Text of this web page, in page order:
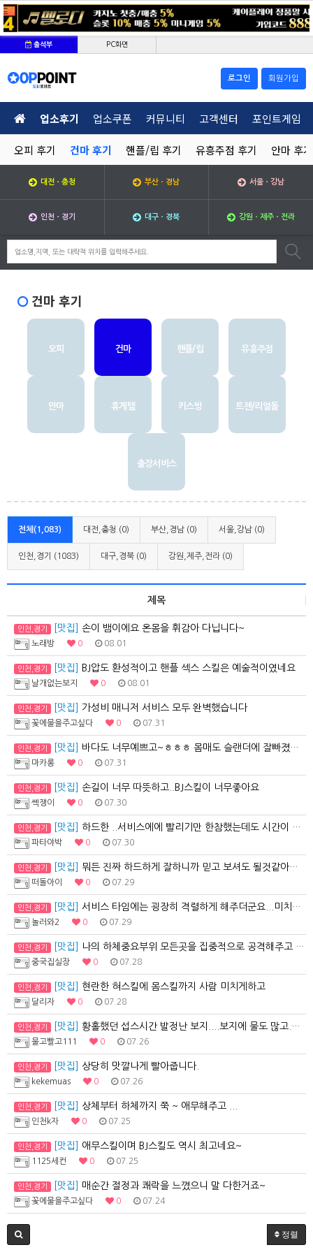
출석부 PC화면
로그인 회원가입
업소후기 업소쿠폰 커뮤니티 고객센터 포인트게임
오피 후기 건마 후기 핸플/립 후기 유흥주점 후기 안마 후기
대전ㆍ충청 부산ㆍ경남 서울ㆍ강남
인천ㆍ경기 대구ㆍ경북 강원ㆍ제주ㆍ전라
건마 후기
오피 건마 핸플/립 유흥주점
안마 휴게텔 키스방 트젠/리얼돌
출장서비스
전체(1,083) 대전,충청 (0) 부산,경남 (0) 서울,강남 (0)
인천,경기 (1083) 대구,경북 (0) 강원,제주,전라 (0)
제목
인천,경기 [맛집] 손이 뱀이에요 온몸을 휘감아 다닙니다~
노래방 0 08.01
인천,경기 [맛집] BJ압도 환성적이고 핸플 섹스 스킬은 예술적이였네요
날개없는보지 0 08.01
인천,경기 [맛집] 가성비 매니저 서비스 모두 완벽했습니다
꽃에물을주고싶다 0 07.31
인천,경기 [맛집] 바다도 너무예쁘고~ㅎㅎㅎ 몸매도 슬랜더에 잘빠졌어요
마카롱 0 07.31
인천,경기 [맛집] 손길이 너무 따뜻하고..BJ스킬이 너무좋아요
쎅쟁이 0 07.30
인천,경기 [맛집] 하드한 ..서비스에에 빨리기만 한참했는데도 시간이 짧은…
파타야박 0 07.30
인천,경기 [맛집] 뭐든 진짜 하드하게 잘하니까 믿고 보셔도 될것같아여 ㅋ
떠돌아이 0 07.29
인천,경기 [맛집] 서비스 타임에는 굉장히 격렬하게 해주더군요...미치는줄…
놀러와2 0 07.29
인천,경기 [맛집] 나의 하체중요부위 모든곳을 집중적으로 공격해주고 사까시…
중국집실장 0 07.28
인천,경기 [맛집] 현란한 혀스킬에 몸스킬까지 사람 미치게하고
달리자 0 07.28
인천,경기 [맛집] 황홀했던 섭스시간 발정난 보지....보지에 물도 많고.…
물고빨고111 0 07.26
인천,경기 [맛집] 상당히 맛깔나게 빨아줍니다.
kekemuas 0 07.26
인천,경기 [맛집] 상체부터 하체까지 쭉 ~ 애무해주고 ...
인천k자 0 07.25
인천,경기 [맛집] 애무스킬이며 BJ스킬도 역시 최고네요~
1125세컨 0 07.25
인천,경기 [맛집] 매순간 절정과 쾌락을 느꼈으니 말 다한거죠~
꽃에물을주고싶다 0 07.24
정렬